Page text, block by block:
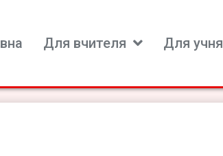
мов
Для вчителя Для учня